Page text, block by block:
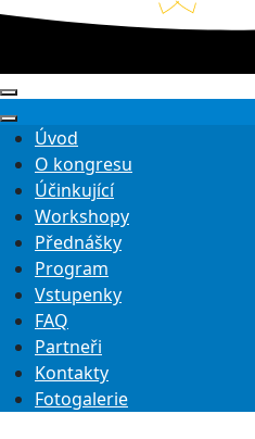
Úvod
O kongresu
Účinkující
Workshopy
Přednášky
Program
Vstupenky
FAQ
Partneři
Kontakty
Fotogalerie